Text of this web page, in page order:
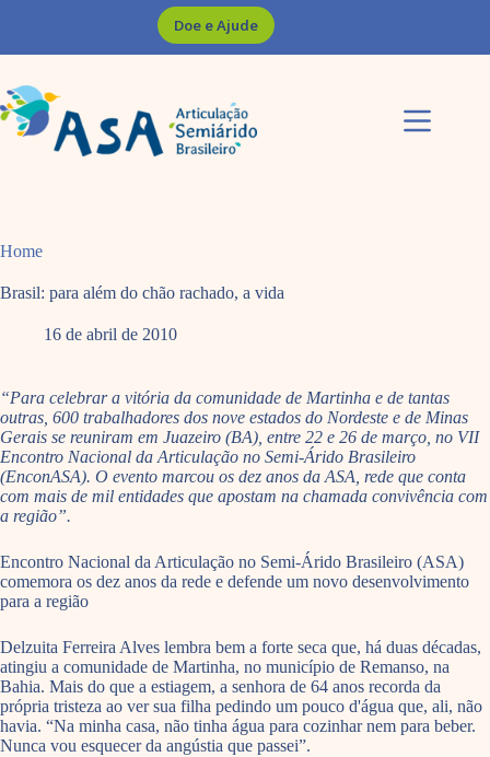
Doe e Ajude
Home
Brasil: para além do chão rachado, a vida
16 de abril de 2010
“Para celebrar a vitória da comunidade de Martinha e de tantas
outras, 600 trabalhadores dos nove estados do Nordeste e de Minas
Gerais se reuniram em Juazeiro (BA), entre 22 e 26 de março, no VII
Encontro Nacional da Articulação no Semi-Árido Brasileiro
(EnconASA). O evento marcou os dez anos da ASA, rede que conta
com mais de mil entidades que apostam na chamada convivência com
a região”.
Encontro Nacional da Articulação no Semi-Árido Brasileiro (ASA)
comemora os dez anos da rede e defende um novo desenvolvimento
para a região
Delzuita Ferreira Alves lembra bem a forte seca que, há duas décadas,
atingiu a comunidade de Martinha, no município de Remanso, na
Bahia. Mais do que a estiagem, a senhora de 64 anos recorda da
própria tristeza ao ver sua filha pedindo um pouco d'água que, ali, não
havia. “Na minha casa, não tinha água para cozinhar nem para beber.
Nunca vou esquecer da angústia que passei”.